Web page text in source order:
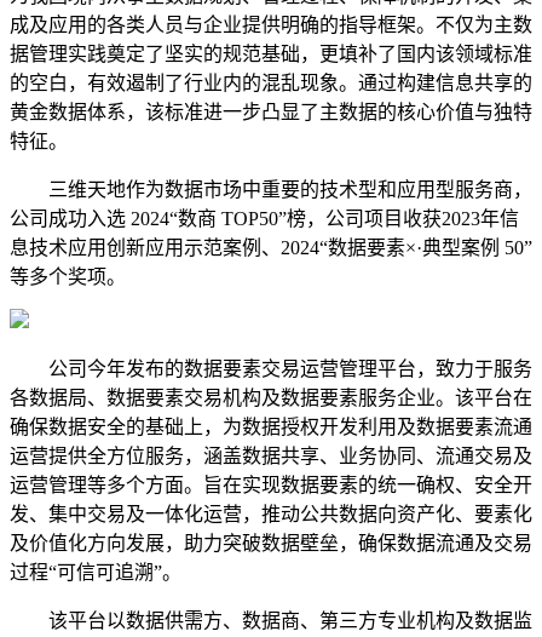
成及应用的各类人员与企业提供明确的指导框架。不仅为主数
据管理实践奠定了坚实的规范基础，更填补了国内该领域标准
的空白，有效遏制了行业内的混乱现象。通过构建信息共享的
黄金数据体系，该标准进一步凸显了主数据的核心价值与独特
特征。
三维天地作为数据市场中重要的技术型和应用型服务商，
公司成功入选 2024“数商 TOP50”榜，公司项目收获2023年信
息技术应用创新应用示范案例、2024“数据要素×·典型案例 50”
等多个奖项。
公司今年发布的数据要素交易运营管理平台，致力于服务
各数据局、数据要素交易机构及数据要素服务企业。该平台在
确保数据安全的基础上，为数据授权开发利用及数据要素流通
运营提供全方位服务，涵盖数据共享、业务协同、流通交易及
运营管理等多个方面。旨在实现数据要素的统一确权、安全开
发、集中交易及一体化运营，推动公共数据向资产化、要素化
及价值化方向发展，助力突破数据壁垒，确保数据流通及交易
过程“可信可追溯”。
该平台以数据供需方、数据商、第三方专业机构及数据监